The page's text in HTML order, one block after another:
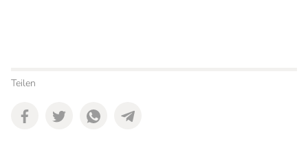
Teilen